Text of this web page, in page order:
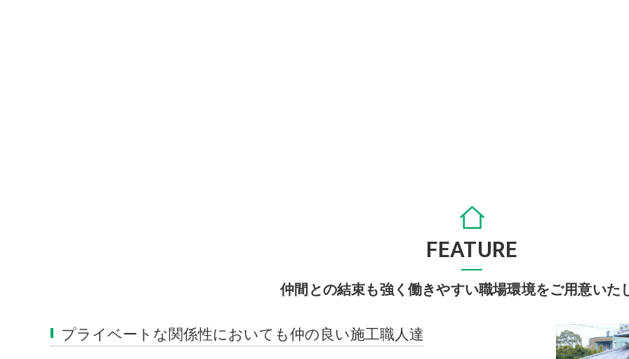
仲間との結束も強く働きやすい職場環境をご用意いた
FEATURE
プライベートな関係性においても仲の良い施工職人達